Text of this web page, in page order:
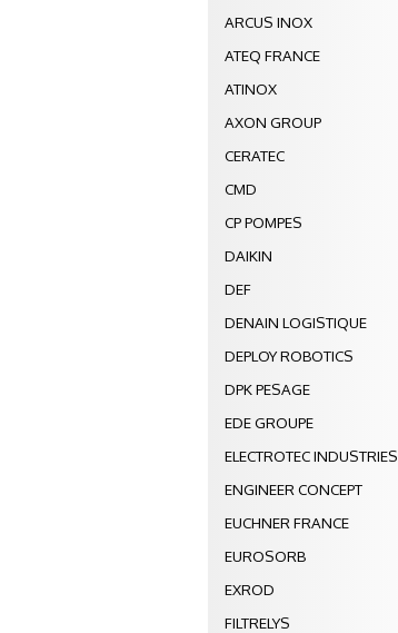
ARCUS INOX
ATEQ FRANCE
ATINOX
AXON GROUP
CERATEC
CMD
CP POMPES
DAIKIN
DEF
DENAIN LOGISTIQUE
DEPLOY ROBOTICS
DPK PESAGE
EDE GROUPE
ELECTROTEC INDUSTRIES
ENGINEER CONCEPT
EUCHNER FRANCE
EUROSORB
EXROD
FILTRELYS